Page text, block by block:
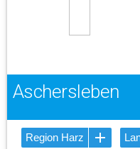
Aschersleben
Region Harz